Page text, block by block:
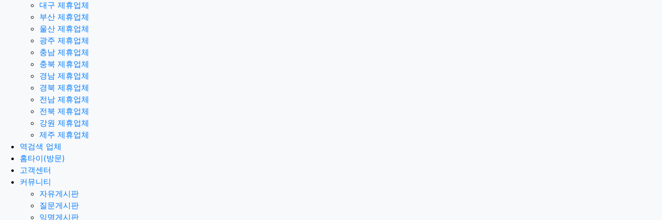
대구 제휴업체
부산 제휴업체
울산 제휴업체
광주 제휴업체
충남 제휴업체
충북 제휴업체
경남 제휴업체
경북 제휴업체
전남 제휴업체
전북 제휴업체
강원 제휴업체
제주 제휴업체
역검색 업체
홈타이(방문)
고객센터
커뮤니티
자유게시판
질문게시판
익명게시판